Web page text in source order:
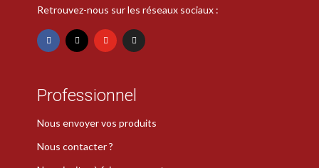
Retrouvez-nous sur les réseaux sociaux :
Professionnel
Nous envoyer vos produits
Nous contacter ?